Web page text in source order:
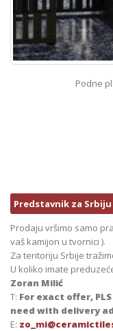
Podne
Predstavnik za Srbiju
Prodaju vršimo samo
vaš kamijon u tvornici ).
Za teritoriju Srbije
U koliko imate
Zoran Milić
T: For exact offer,
need with delivery
E: